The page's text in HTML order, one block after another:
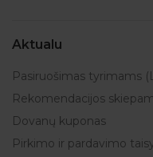
Aktualu
Pasiruošimas tyrimams
Rekomendacijos
Dovanų kuponas
Pirkimo ir pardavimo